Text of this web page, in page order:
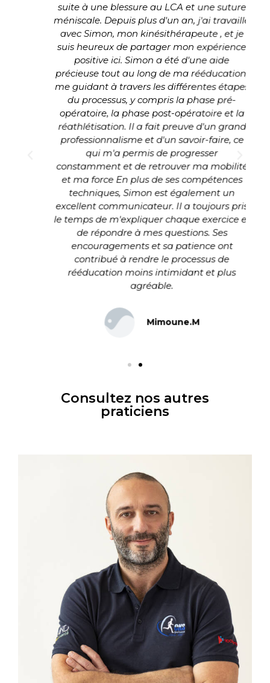
suite à une blessure au LCA et une suture
méniscale. Depuis plus d'un an, j'ai travaillé
avec Simon, mon kinésithérapeute , et je
suis heureux de partager mon expérience
positive ici. Simon a été d'une aide
précieuse tout au long de ma rééducation,
me guidant à travers les différentes étapes
du processus, y compris la phase pré-
opératoire, la phase post-opératoire et la
réathlétisation. Il a fait preuve d'un grand
professionnalisme et d'un savoir-faire, ce
qui m'a permis de progresser
constamment et de retrouver ma mobilité
et ma force En plus de ses compétences
techniques, Simon est également un
excellent communicateur. Il a toujours pris
le temps de m'expliquer chaque exercice et
de répondre à mes questions. Ses
encouragements et sa patience ont
contribué à rendre le processus de
rééducation moins intimidant et plus
agréable.
Mimoune.M
Consultez nos autres
praticiens